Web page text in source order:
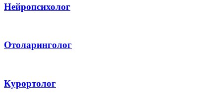
Нейропсихолог
Отоларинголог
Курортолог